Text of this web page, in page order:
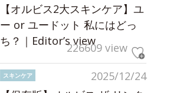
【オルビス2大スキンケア】ユ
ー or ユードット 私にはどっ
ち？｜Editor’s view226609 view
2025/12/24
スキンケア